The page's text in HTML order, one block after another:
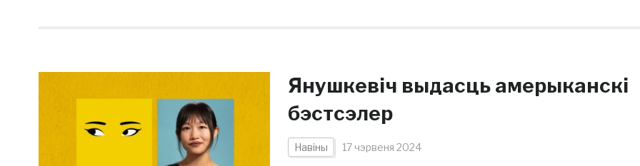
Янушкевіч выдасць амерыканскі
бэстсэлер
Навіны 17 чэрвеня 2024